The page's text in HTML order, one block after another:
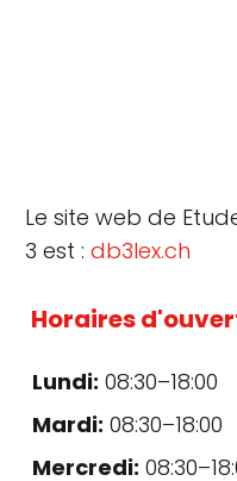
Le site web de
3 est : db3lex.ch
Horaires
Lundi: 08:30–18:00
Mardi: 08:30–18:00
Mercredi: